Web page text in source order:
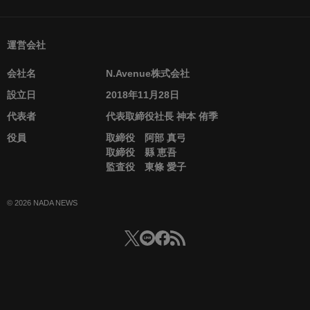
運営会社
会社名
N.Avenue株式会社
設立日
2018年11月28日
代表者
代表取締役社長 神本 侑季
役員
取締役 阿部 真弓
取締役 縣 恵吾
監査役 東條 愛子
© 2026 NADA NEWS